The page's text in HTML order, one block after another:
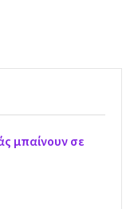
μπαίνουν σε